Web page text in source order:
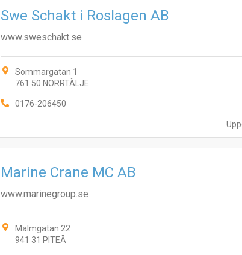
Swe Schakt i Roslagen AB
www.sweschakt.se
Sommargatan 1
761 50 NORRTÄLJE
0176-206450
Marine Crane MC AB
www.marinegroup.se
Malmgatan 22
941 31 PITEÅ